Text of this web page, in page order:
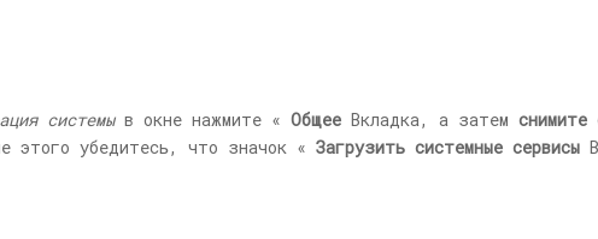
системыв окне нажмите « Общее Вкладка, а затем снимите
этого убедитесь, что значок « Загрузить системные сервисы